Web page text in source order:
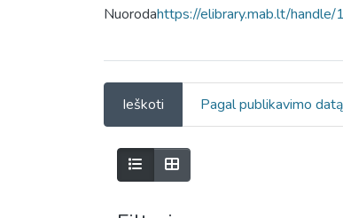
Nuorodahttps://elibrary.mab.lt/
Ieškoti Pagal publikavimo datą